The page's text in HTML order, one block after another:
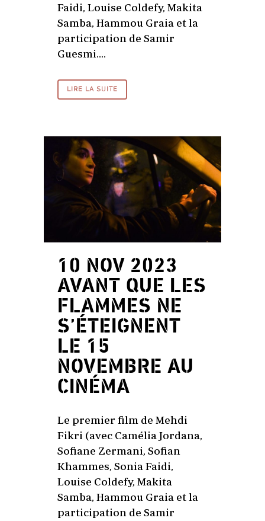
Faidi, Louise Coldefy, Makita
Samba, Hammou Graia et la
participation de Samir
Guesmi....
LIRE LA SUITE
10 NOV 2023
AVANT QUE LES
FLAMMES NE
S’ÉTEIGNENT
LE 15
NOVEMBRE AU
CINÉMA
Le premier film de Mehdi
Fikri (avec Camélia Jordana,
Sofiane Zermani, Sofian
Khammes, Sonia Faidi,
Louise Coldefy, Makita
Samba, Hammou Graia et la
participation de Samir